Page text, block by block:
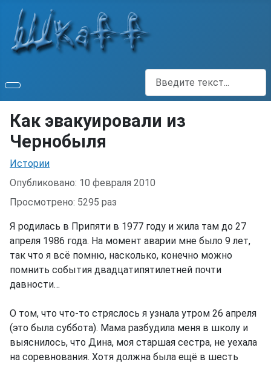
Поиск
Как эвакуировали из
Чернобыля
Информация о материале
Истории
Опубликовано: 10 февраля 2010
Просмотрено: 5295 раз
Я родилась в Припяти в 1977 году и жила там до 27
апреля 1986 года. На момент аварии мне было 9 лет,
так что я всё помню, насколько, конечно можно
помнить события двадцатипятилетней почти
давности…
О том, что что-то стряслось я узнала утром 26 апреля
(это была суббота). Мама разбудила меня в школу и
выяснилось, что Дина, моя старшая сестра, не уехала
на соревнования. Хотя должна была ещё в шесть